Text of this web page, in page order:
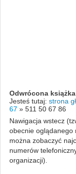
Odwrócona
Jesteś tutaj: strona
67 » 511 50 67 86
Nawigacja wstecz
obecnie oglądanego
można zobaczyć
numerów
organizacji).